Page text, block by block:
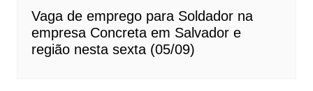
Vaga de emprego para Soldador na
empresa Concreta em Salvador e
região nesta sexta (05/09)